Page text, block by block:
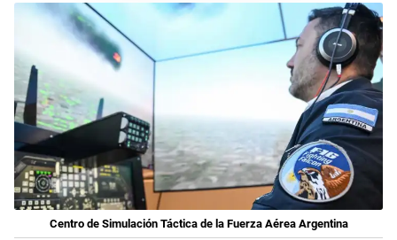
Centro de Simulación Táctica de la Fuerza Aérea Argentina